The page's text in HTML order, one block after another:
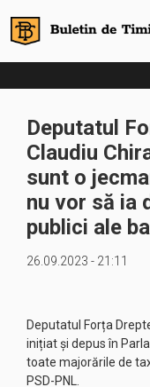
Deputatul
Claudiu
sunt o
nu vor să ia
publici ale
26.09.2023 - 21:11
Deputatul Forța
inițiat și depus în
toate majorările de
PSD-PNL.